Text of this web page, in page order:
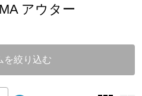
アウター
を絞り込む